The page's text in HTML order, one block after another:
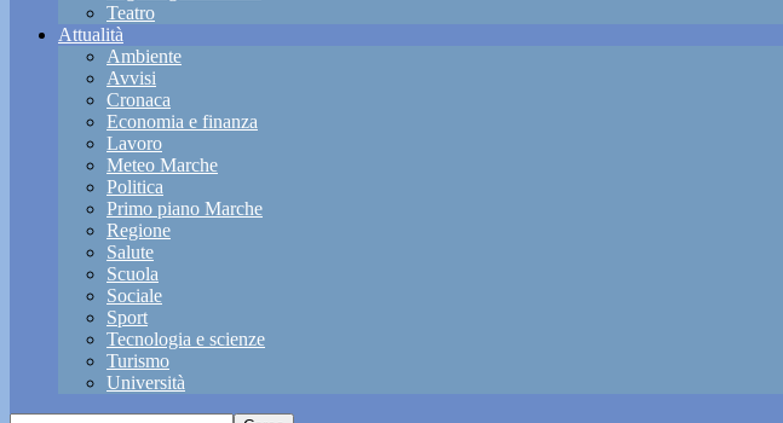
Teatro
Attualità
Ambiente
Avvisi
Cronaca
Economia e finanza
Lavoro
Meteo Marche
Politica
Primo piano Marche
Regione
Salute
Scuola
Sociale
Sport
Tecnologia e scienze
Turismo
Università